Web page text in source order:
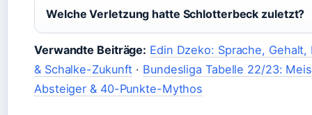
Welche Verletzung hatte Schlotterbeck zuletzt?
Verwandte Beiträge: Edin Dzeko: Sprache, Gehalt,
& Schalke-Zukunft · Bundesliga Tabelle 22/23:
Absteiger & 40-Punkte-Mythos